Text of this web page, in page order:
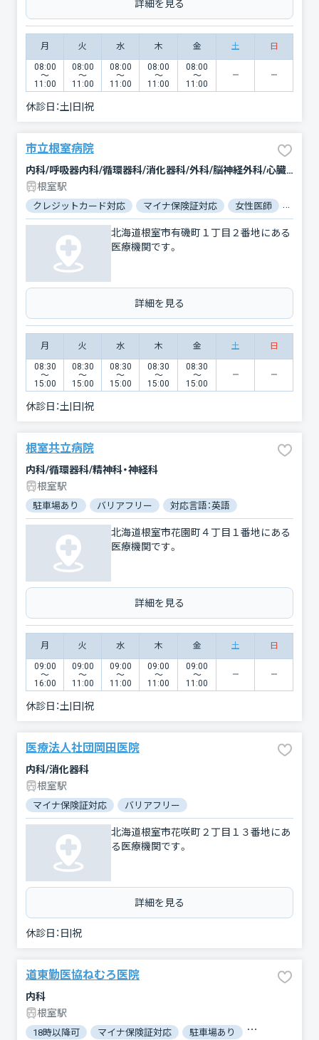
詳細を見る
月 火 水 木 金 土 日
08:00
〜
11:00
08:00
〜
11:00
08:00
〜
11:00
08:00
〜
11:00
08:00
〜
11:00
休診日：土|日|祝
市立根室病院
内科/呼吸器内科/循環器科/消化器科/外科/脳神経外科/心臓血管外科/整形外科/小児科/産婦人科/眼科/耳鼻咽喉科/皮膚科/泌尿器科/リハビリテーション/放射線科/麻酔科
根室駅
クレジットカード対応 マイナ保険証対応 女性医師
北海道根室市有磯町１丁目２番地にある
医療機関です。
詳細を見る
月 火 水 木 金 土 日
08:30
〜
15:00
08:30
〜
15:00
08:30
〜
15:00
08:30
〜
15:00
08:30
〜
15:00
休診日：土|日|祝
根室共立病院
内科/循環器科/精神科・神経科
根室駅
駐車場あり バリアフリー 対応言語：英語
北海道根室市花園町４丁目１番地にある
医療機関です。
詳細を見る
月 火 水 木 金 土 日
09:00
〜
16:00
09:00
〜
11:00
09:00
〜
11:00
09:00
〜
11:00
09:00
〜
11:00
休診日：土|日|祝
医療法人社団岡田医院
内科/消化器科
根室駅
マイナ保険証対応 バリアフリー
北海道根室市花咲町２丁目１３番地にあ
る医療機関です。
詳細を見る
休診日： 日|祝
道東勤医協ねむろ医院
内科
根室駅
18時以降可 マイナ保険証対応 駐車場あり バリアフリー